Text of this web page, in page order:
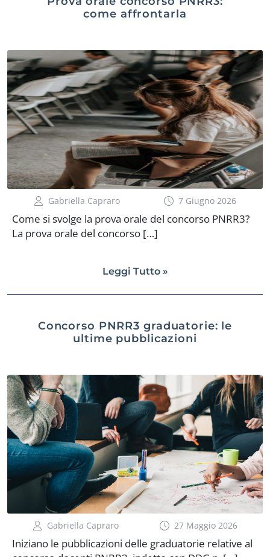
come affrontarla
Gabriella Capraro 7 Giugno 2026
Come si svolge la prova orale del concorso PNRR3?
La prova orale del concorso […]
Leggi Tutto »
Concorso PNRR3 graduatorie: le
ultime pubblicazioni
Gabriella Capraro 27 Maggio 2026
Iniziano le pubblicazioni delle graduatorie relative al